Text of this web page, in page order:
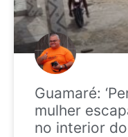
Guamaré:
mulher
no interior do